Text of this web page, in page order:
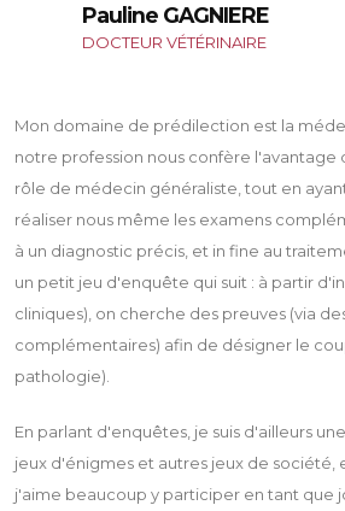
Pauline GAGNIERE
DOCTEUR VÉTÉRINAIRE
Mon domaine de prédilection est la
notre profession nous confère l'avantage
rôle de médecin généraliste, tout en
réaliser nous même les examens
à un diagnostic précis, et in fine au
un petit jeu d'enquête qui suit : à partir
cliniques), on cherche des preuves (via
complémentaires) afin de désigner le
pathologie).
En parlant d'enquêtes, je suis d'ailleurs
jeux d'énigmes et autres jeux de société,
j'aime beaucoup y participer en tant que